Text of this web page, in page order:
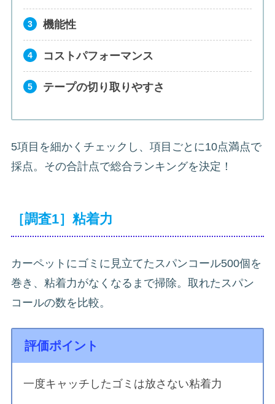
機能性
コストパフォーマンス
テープの切り取りやすさ
5項目を細かくチェックし、項目ごとに10点満点で
採点。その合計点で総合ランキングを決定！
［調査1］粘着力
カーペットにゴミに見立てたスパンコール500個を
巻き、粘着力がなくなるまで掃除。取れたスパン
コールの数を比較。
評価ポイント
一度キャッチしたゴミは放さない粘着力